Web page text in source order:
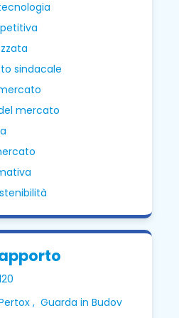
sindacale
mercato
, Guarda in Budov